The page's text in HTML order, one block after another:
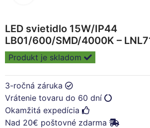
LED svietidlo 15W/IP44
LB01/600/SMD/4000K –
Produkt je skladom
3-ročná záruka
Vrátenie tovaru do 60 dní
Okamžitá expedícia
Nad 20€ poštovné zdarma